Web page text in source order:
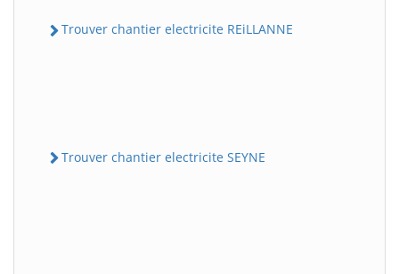
Trouver chantier electricite REiLLANNE
Trouver chantier electricite SEYNE